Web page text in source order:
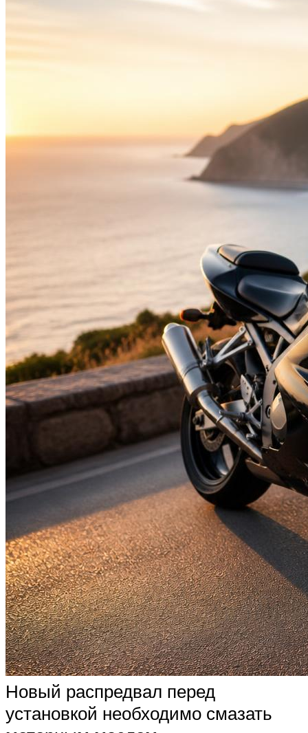
Новый распредвал перед
установкой необходимо смазать